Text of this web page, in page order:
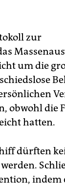
zur
um die
obwohl die
hatten.
dürften
indem